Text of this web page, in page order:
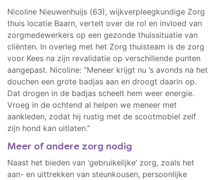
Nicoline Nieuwenhuijs (63), wijkverpleegkundige Zorg
thuis locatie Baarn, vertelt over de rol en invloed van
zorgmedewerkers op een gezonde thuissituatie van
cliënten. In overleg met het Zorg thuisteam is de zorg
voor Kees na zijn revalidatie op verschillende punten
aangepast. Nicoline: “Meneer krijgt nu ’s avonds na het
douchen een grote badjas aan en droogt daarin op.
Dat drogen in de badjas scheelt hem weer energie.
Vroeg in de ochtend al helpen we meneer met
aankleden, zodat hij rustig met de scootmobiel zelf
zijn hond kan uitlaten.”
Meer of andere zorg nodig
Naast het bieden van ‘gebruikelijke’ zorg, zoals het
aan- en uittrekken van steunkousen, persoonlijke